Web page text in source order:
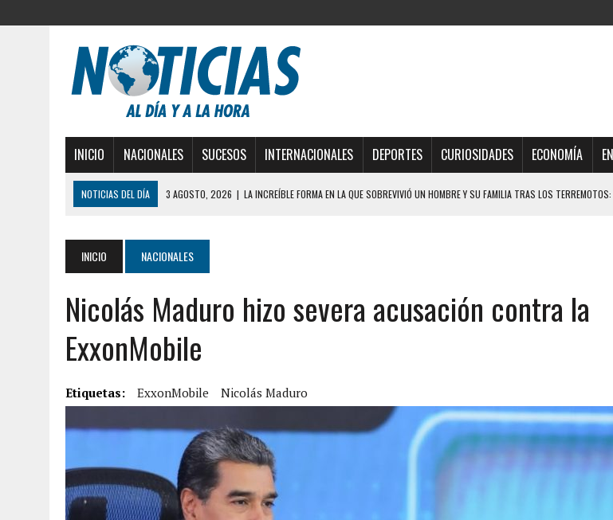
INICIO NACIONALES SUCESOS INTERNACIONALES DEPORTES CURIOSIDADES ECONOMÍA
NOTICIAS DEL DÍA 3 AGOSTO, 2026 | LA INCREÍBLE FORMA EN LA QUE SOBREVIVIÓ UN HOMBRE Y SU FAMILIA TRAS LOS TERREMOTOS:
2 AGOSTO, 2026 | AYUDABA A PERSONAS EN SITUACIÓN DE CALLE Y MURIÓ A MANOS DE VARIOS DE ELLOS EN MATURÍN
2 AGOSTO, 2026
|
COLAPSÓ TECHO DE UNA VIVIENDA EN EL CENTRO DE CARACAS CON MÁS DE 20 PERSONAS ADENTRO
2 AGOSTO, 2026
| FALCÓN: MUJER ATACÓ CON UN CUCHILLO A SUS HIJOS, UNO PERDIÓ LA VIDA
6 AGOSTO, 2026
| MISTERIOSA MUERTE DE MODELO EN MONAGAS: HALLARON EL CUERPO DENTRO DE SU CASA
6 AGOSTO, 2026 | CONMOCIÓN EN COLORADO POR ASESINATO DE UNA ADOLESCENTE VENEZOLANA EN REUNIÓN CON AMIGOS
5 AGOSTO, 2026 | PRESUNTO BROTE PSICÓTICO POR FALTA DE TRATAMIENTO DESENCADENÓ TRAGEDIA FAMILIAR
HORROR EN BARINAS: UN HOMBRE INDUJO AL SUICIDIO A UNA ADOLESCENTE DE 13 AÑOS TRAS ABUSAR DE ELLA
INICIO NACIONALES
Nicolás Maduro hizo severa acusación contra la
ExxonMobile
Etiquetas: ExxonMobile Nicolás Maduro